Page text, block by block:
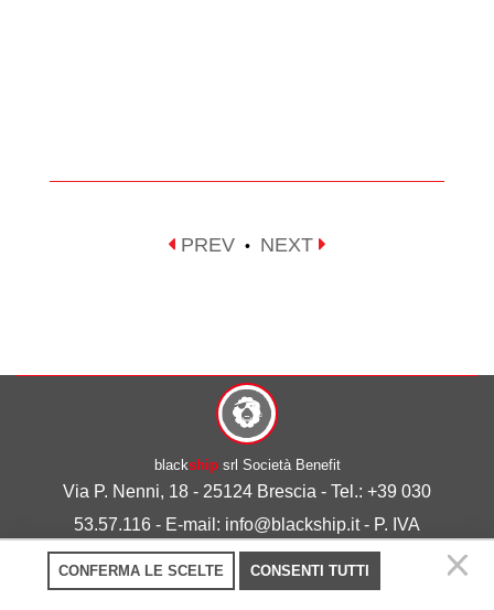
PREV • NEXT
blackshipsrl Società Benefit
Via P. Nenni, 18 - 25124 Brescia - Tel.: +39 030
53.57.116 - E-mail: info@blackship.it - P. IVA
03492980986
Privacy policy-Cookie policy
CONFERMA LE SCELTE CONSENTI TUTTI